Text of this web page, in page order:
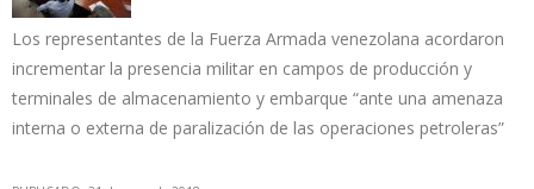
Los representantes de la Fuerza Armada venezolana acordaron
incrementar la presencia militar en campos de producción y
terminales de almacenamiento y embarque “ante una amenaza
interna o externa de paralización de las operaciones petroleras”